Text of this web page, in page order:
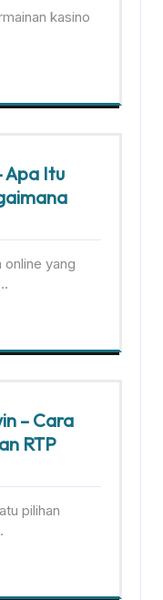
kasino
Apa Itu
online yang
– Cara
RTP
pilihan